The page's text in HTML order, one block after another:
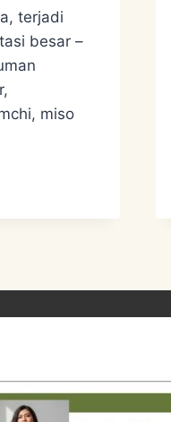
terjadi
besar –
miso